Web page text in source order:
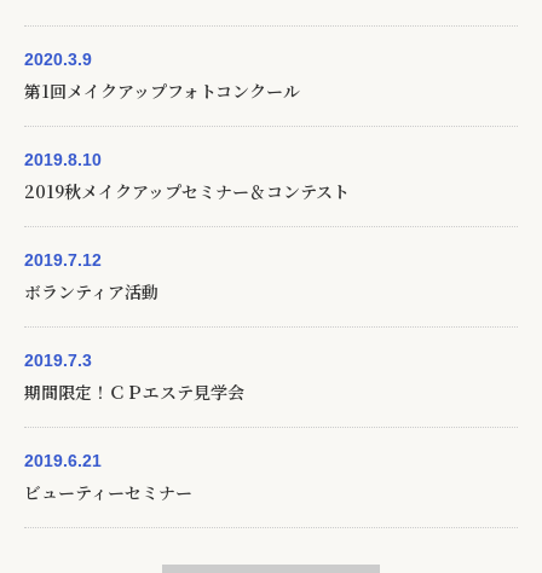
2020.3.9
第1回メイクアップフォトコンクール
2019.8.10
2019秋メイクアップセミナー＆コンテスト
2019.7.12
ボランティア活動
2019.7.3
期間限定！ＣＰエステ見学会
2019.6.21
ビューティーセミナー